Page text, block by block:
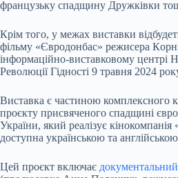
французьку спадщину Дружківки
Крім того, у межах виставки
фільму «Євродонбас» режисера
інформаційно-виставковому центрі
Революції Гідності 9 травня 2024
Виставка є частиною комплексного
проєкту присвяченого спадщині
України, який реалізує
доступна українською та
Цей проєкт включає